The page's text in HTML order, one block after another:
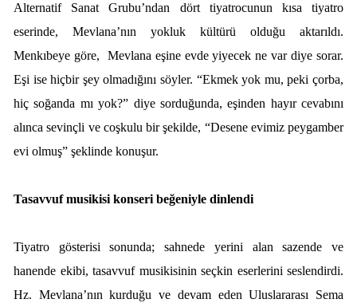
Alternatif Sanat Grubu’ndan dört tiyatrocunun kısa tiyatro
eserinde, Mevlana’nın yokluk kültürü olduğu aktarıldı.
Menkıbeye göre,
Mevlana eşine evde yiyecek ne var diye sorar.
Eşi ise hiçbir şey olmadığını söyler. “Ekmek yok mu, peki çorba,
hiç soğanda mı yok?” diye sorduğunda, eşinden hayır cevabını
alınca sevinçli ve coşkulu bir şekilde, “Desene evimiz peygamber
evi olmuş” şeklinde konuşur.
Tasavvuf musikisi konseri beğeniyle dinlendi
Tiyatro gösterisi sonunda; sahnede yerini alan sazende ve
hanende ekibi, tasavvuf musikisinin seçkin eserlerini seslendirdi.
Hz. Mevlana’nın kurduğu ve devam eden Uluslararası Sema